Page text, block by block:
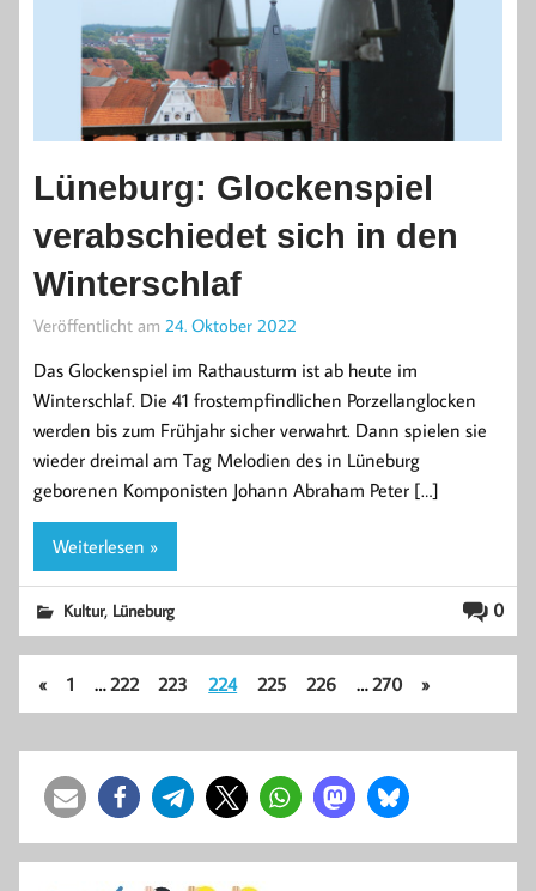
Lüneburg: Glockenspiel
verabschiedet sich in den
Winterschlaf
Veröffentlicht am 24. Oktober 2022
Das Glockenspiel im Rathausturm ist ab heute im
Winterschlaf. Die 41 frostempfindlichen Porzellanglocken
werden bis zum Frühjahr sicher verwahrt. Dann spielen sie
wieder dreimal am Tag Melodien des in Lüneburg
geborenen Komponisten Johann Abraham Peter […]
Weiterlesen »
0
Kultur, Lüneburg
« 1 … 222 223 224 225 226 … 270 »